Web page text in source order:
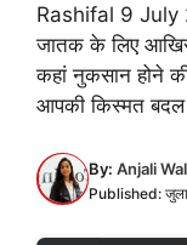
Rashifal 9 July
जातक के लिए
कहां नुकसान होने
आपकी किस्मत
By: Anjali
Published: